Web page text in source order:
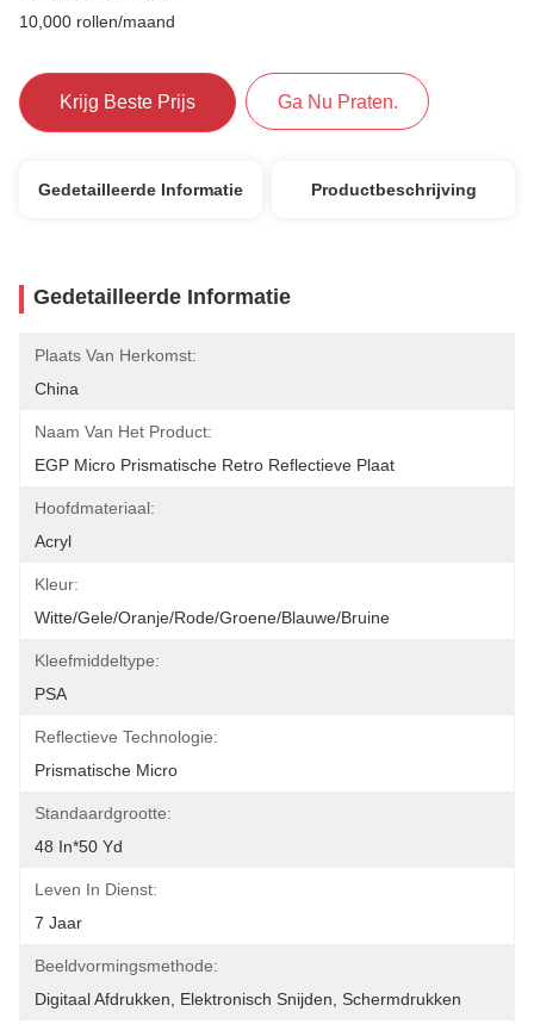
10,000 rollen/maand
Krijg Beste Prijs Ga Nu Praten.
Gedetailleerde Informatie Productbeschrijving
Gedetailleerde Informatie
Plaats Van Herkomst:
China
Naam Van Het Product:
EGP Micro Prismatische Retro Reflectieve Plaat
Hoofdmateriaal:
Acryl
Kleur:
Witte/gele/oranje/rode/groene/blauwe/bruine
Kleefmiddeltype:
PSA
Reflectieve Technologie:
Prismatische Micro
Standaardgrootte:
48 In*50 Yd
Leven In Dienst:
7 Jaar
Beeldvormingsmethode:
Digitaal Afdrukken, Elektronisch Snijden, Schermdrukken